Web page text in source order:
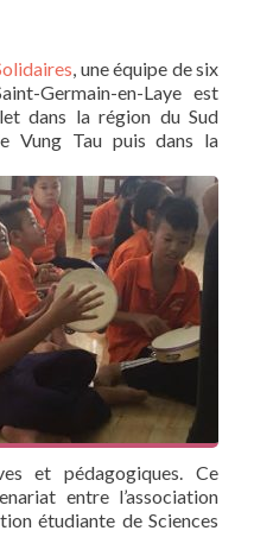
, une équipe de six
Germain-en-Laye est
dans la région du Sud
Vung Tau puis dans la
et pédagogiques. Ce
entre l’association
étudiante de Sciences